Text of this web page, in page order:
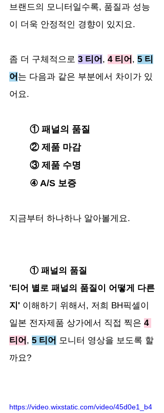
브랜드의 모니터일수록, 품질과 성능
이 더욱 안정적인 경향이 있지요.
좀 더 구체적으로 3 티어 , 4 티어 , 5 티
어 는 다음과 같은 부분에서 차이가 있
어요.
	① 패널의 품질
	② 제품 마감
	③ 제품 수명
	④ A/S 보증
지금부터 하나하나 알아볼게요.
	① 패널의 품질
'티어 별로 패널의 품질이 어떻게 다른
지' 이해하기 위해서, 저희 BH픽셀이
일본 전자제품 상가에서 직접 찍은 4
티어 , 5 티어 모니터 영상을 보도록 할
까요?
https://video.wixstatic.com/video/45d0e1_b4